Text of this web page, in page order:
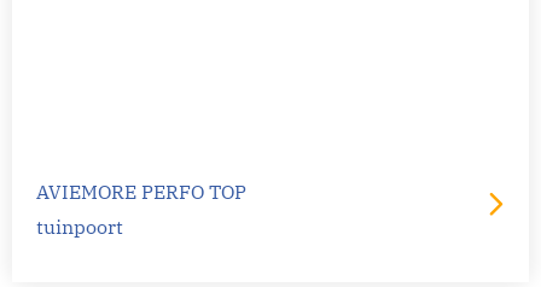
AVIEMORE PERFO TOP
tuinpoort